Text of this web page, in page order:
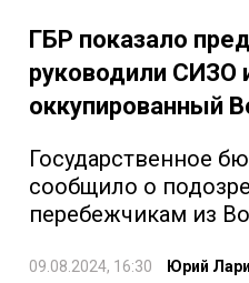
ГБР показало
руководили СИЗО
оккупированный
Государственное
сообщило о
перебежчикам из
09.08.2024, 16:30 Юрий